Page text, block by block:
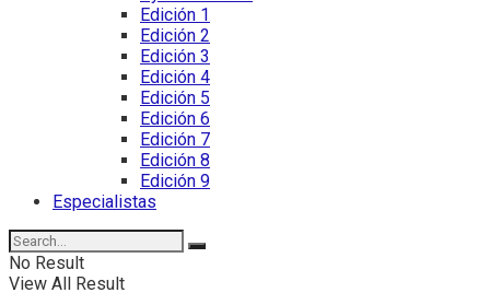
Edición 1
Edición 2
Edición 3
Edición 4
Edición 5
Edición 6
Edición 7
Edición 8
Edición 9
Especialistas
No Result
View All Result